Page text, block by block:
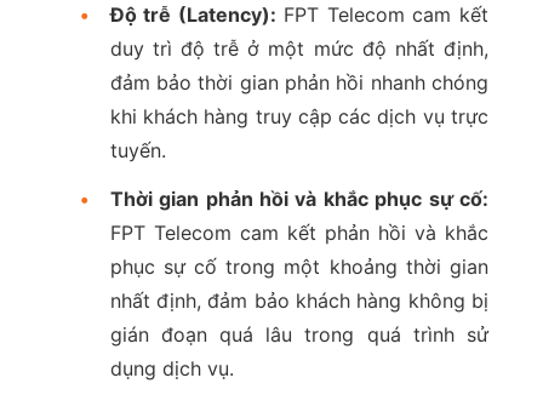
•
Độ trễ (Latency): FPT Telecom cam kết
duy trì độ trễ ở một mức độ nhất định,
đảm bảo thời gian phản hồi nhanh chóng
khi khách hàng truy cập các dịch vụ trực
tuyến.
•
Thời gian phản hồi và khắc phục sự cố:
FPT Telecom cam kết phản hồi và khắc
phục sự cố trong một khoảng thời gian
nhất định, đảm bảo khách hàng không bị
gián đoạn quá lâu trong quá trình sử
dụng dịch vụ.